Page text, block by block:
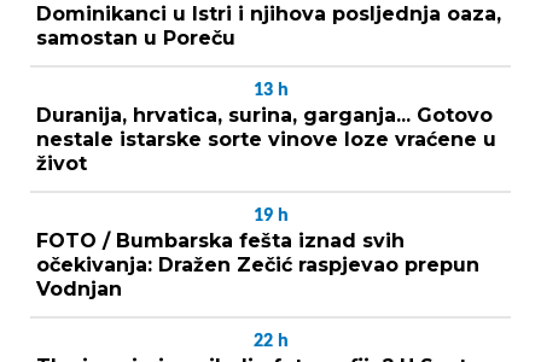
Dominikanci u Istri i njihova posljednja oaza,
samostan u Poreču
13 h
Duranija, hrvatica, surina, garganja... Gotovo
nestale istarske sorte vinove loze vraćene u
život
19 h
FOTO / Bumbarska fešta iznad svih
očekivanja: Dražen Zečić raspjevao prepun
Vodnjan
22 h